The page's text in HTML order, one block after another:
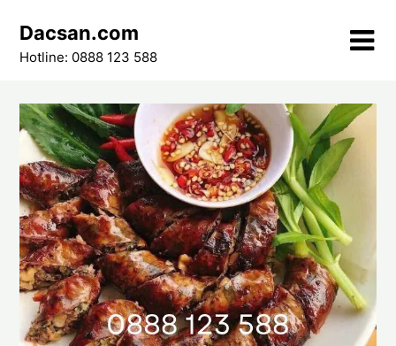
content
Dacsan.com
Hotline: 0888 123 588